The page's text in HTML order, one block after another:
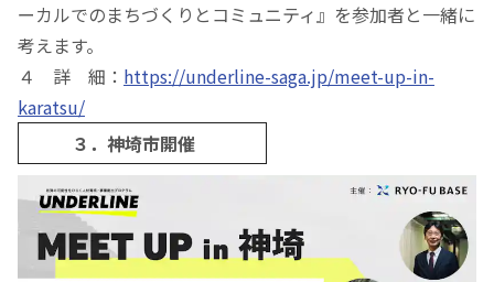
ーカルでのまちづくりとコミュニティ』を参加者と一緒に
考えます。
４ 詳 細： https://underline-saga.jp/meet-up-in-
karatsu/
３．神埼市開催